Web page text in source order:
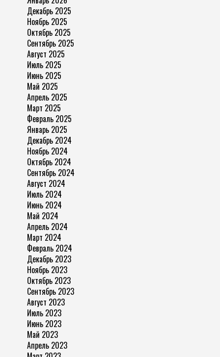
Декабрь 2025
Ноябрь 2025
Октябрь 2025
Сентябрь 2025
Август 2025
Июль 2025
Июнь 2025
Май 2025
Апрель 2025
Март 2025
Февраль 2025
Январь 2025
Декабрь 2024
Ноябрь 2024
Октябрь 2024
Сентябрь 2024
Август 2024
Июль 2024
Июнь 2024
Май 2024
Апрель 2024
Март 2024
Февраль 2024
Декабрь 2023
Ноябрь 2023
Октябрь 2023
Сентябрь 2023
Август 2023
Июль 2023
Июнь 2023
Май 2023
Апрель 2023